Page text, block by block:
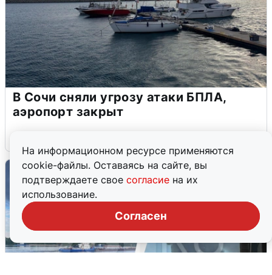
На информационном ресурсе применяются
cookie-файлы. Оставаясь на сайте, вы
подтверждаете свое согласие на их
использование.
Согласен
В Сочи сняли угрозу атаки БПЛА,
аэропорт закрыт